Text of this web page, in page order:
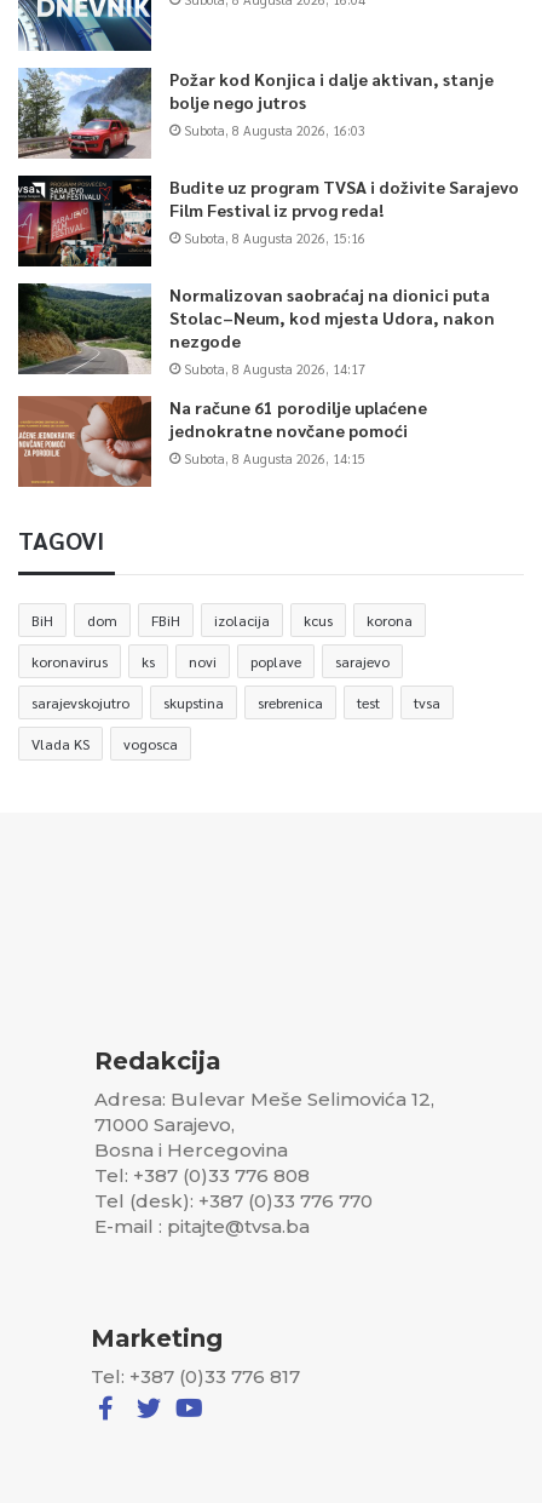
Požar kod Konjica i dalje aktivan, stanje
bolje nego jutros
Subota, 8 Augusta 2026, 16:03
Budite uz program TVSA i doživite Sarajevo
Film Festival iz prvog reda!
Subota, 8 Augusta 2026, 15:16
Normalizovan saobraćaj na dionici puta
Stolac–Neum, kod mjesta Udora, nakon
nezgode
Subota, 8 Augusta 2026, 14:17
Na račune 61 porodilje uplaćene
jednokratne novčane pomoći
Subota, 8 Augusta 2026, 14:15
TAGOVI
BiH dom FBiH izolacija kcus korona
koronavirus ks novi poplave sarajevo
sarajevskojutro skupstina srebrenica test tvsa
Vlada KS vogosca
Redakcija
Adresa: Bulevar Meše Selimovića 12,
71000 Sarajevo,
Bosna i Hercegovina
Tel: +387 (0)33 776 808
Tel (desk): +387 (0)33 776 770
E-mail : pitajte@tvsa.ba
Marketing
Tel: +387 (0)33 776 817